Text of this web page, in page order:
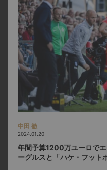
中田 徹
2024.01.20
年間予算1200万ユーロで
ーグルスと「ハケ・フット